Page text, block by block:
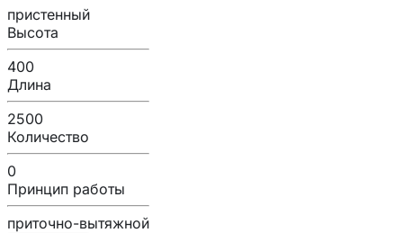
пристенный
Высота
400
Длина
2500
Количество
0
Принцип работы
приточно-вытяжной